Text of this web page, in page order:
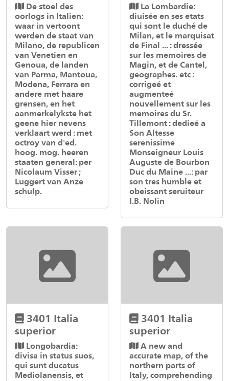
De stoel des
oorlogs in Italien:
waar in vertoont
werden de staat van
Milano, de republicen
van Venetien en
Genoua, de landen
van Parma, Mantoua,
Modena, Ferrara en
andere met haare
grensen, en het
aanmerkelykste het
geene hier nevens
verklaart werd : met
octroy van d'ed.
hoog. mog. heeren
staaten general: per
Nicolaum Visser ;
Luggert van Anze
schulp.
La Lombardie:
diuisée en ses etats
qui sont le duché de
Milan, et le marquisat
de Final ... : dressée
sur les memoires de
Magin, et de Cantel,
geographes. etc :
corrigeé et
augmenteé
nouvellement sur les
memoires du Sr.
Tillemont : dedieé a
Son Altesse
serenissime
Monseigneur Louis
Auguste de Bourbon
Duc du Maine ...: par
son tres humble et
obeissant seruiteur
I.B. Nolin
3401 Italia
superior
Longobardia:
divisa in status suos,
qui sunt ducatus
Mediolanensis, et
3401 Italia
superior
A new and
accurate map, of the
northern parts of
Italy, comprehending